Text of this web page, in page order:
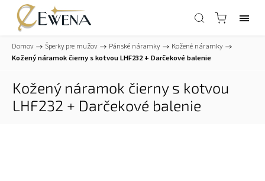
Domov / Šperky pre mužov / Pánské náramky / Kožené náramky /
Kožený náramok čierny s kotvou LHF232+ Darčekové balenie
Kožený náramok čierny s kotvou
LHF232 + Darčekové balenie